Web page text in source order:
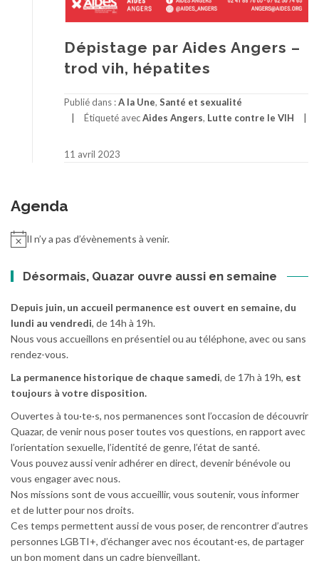
Dépistage par Aides Angers –
trod vih, hépatites
Publié dans :A la Une, Santé et sexualité
Étiqueté avecAides Angers, Lutte contre le VIH
11 avril 2023
Agenda
Il n’y a pas d’évènements à venir.
Désormais, Quazar ouvre aussi en semaine
Depuis juin, un accueil permanence est ouvert en semaine, du
lundi au vendredi, de 14h à 19h.
Nous vous accueillons en présentiel ou au téléphone, avec ou sans
rendez-vous.
La permanence historique de chaque samedi, de 17h à 19h, est
toujours à votre disposition.
Ouvertes à tou·te·s, nos permanences sont l’occasion de découvrir
Quazar, de venir nous poser toutes vos questions, en rapport avec
l’orientation sexuelle, l’identité de genre, l’état de santé.
Vous pouvez aussi venir adhérer en direct, devenir bénévole ou
vous engager avec nous.
Nos missions sont de vous accueillir, vous soutenir, vous informer
et de lutter pour nos droits.
Ces temps permettent aussi de vous poser, de rencontrer d’autres
personnes LGBTI+, d’échanger avec nos écoutant·es, de partager
un bon moment dans un cadre bienveillant.